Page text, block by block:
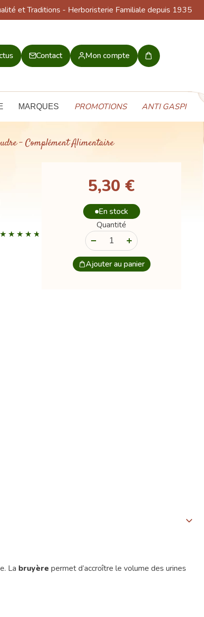
et Traditions - Herboristerie Familiale depuis 1935
Contact Mon compte
Mon
MARQUES PROMOTIONS ANTI GASPI
- Complément Alimentaire
5,30 €
En stock
Quantité
Ajouter au panier
La bruyère permet d’accroître le volume des urines